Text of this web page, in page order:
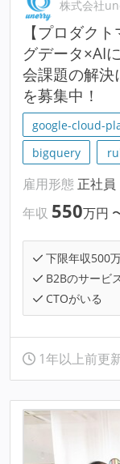
株式会社
【プロダク
グデータ×AI
会課題の解決
を募集中！
google-cloud-
bigquery
雇用形態 正社員
年収 550万円
下限年収500
B2Bのサービ
CTOがいる
1年以上前更